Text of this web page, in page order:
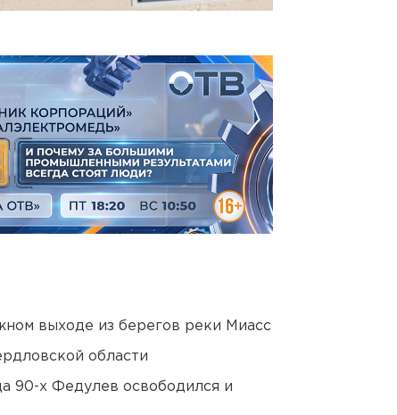
выходе из берегов реки Миасс
области
90-х Федулев освободился и